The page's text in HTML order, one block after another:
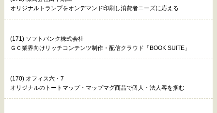
オリジナルトランプをオンデマンド印刷し消費者ニーズに応える
(171) ソフトバンク株式会社
ＧＣ業界向けリッチコンテンツ制作・配信クラウド「BOOK SUITE」
(170) オフィス六・7
オリジナルのトートマップ・マップマグ商品で個人・法人客を掴む